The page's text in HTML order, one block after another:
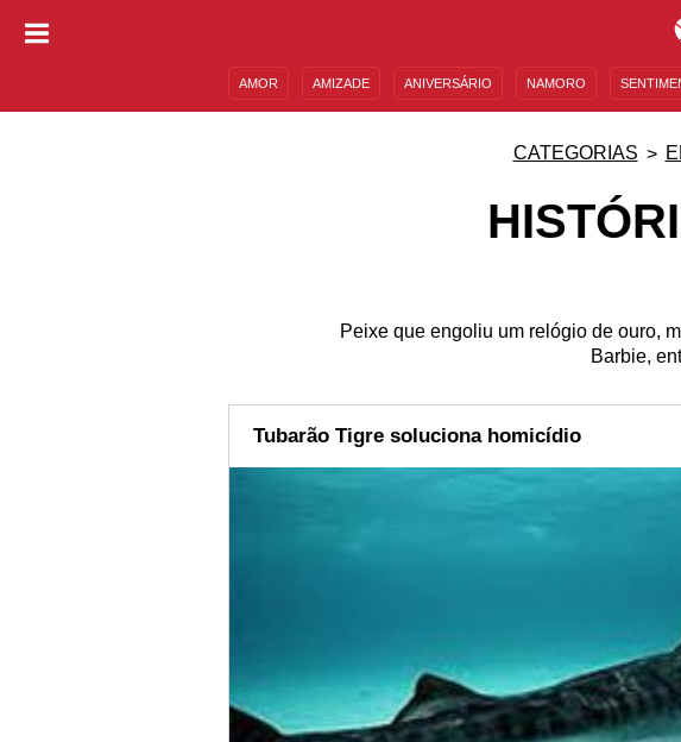
AMOR AMIZADE ANIVERSÁRIO NAMORO
CATEGORIAS
Peixe que engoliu um relógio de ouro,
Barbie,
Tubarão Tigre soluciona homicídio